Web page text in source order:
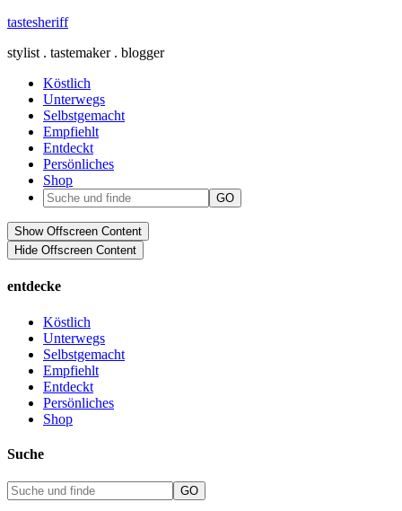
tastesheriff
stylist . tastemaker . blogger
Köstlich
Unterwegs
Selbstgemacht
Empfiehlt
Entdeckt
Persönliches
Shop
Show Offscreen Content
Hide Offscreen Content
entdecke
Köstlich
Unterwegs
Selbstgemacht
Empfiehlt
Entdeckt
Persönliches
Shop
Suche